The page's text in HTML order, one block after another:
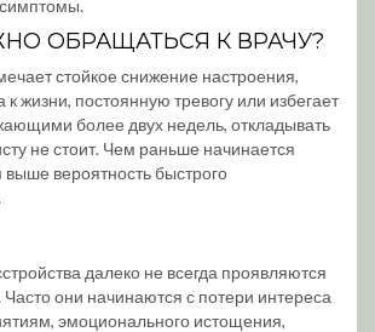
ОБРАЩАТЬСЯ К ВРАЧУ?
стойкое снижение настроения,
жизни, постоянную тревогу или избегает
более двух недель, откладывать
не стоит. Чем раньше начинается
выше вероятность быстрого
далеко не всегда проявляются
они начинаются с потери интереса
эмоционального истощения,